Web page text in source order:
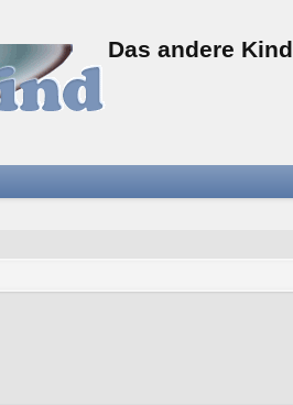
Das andere Kind